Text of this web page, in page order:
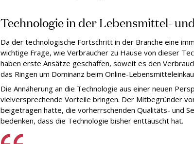
Technologie in der Lebensmittel-
Da der technologische Fortschritt in der Branche eine
wichtige Frage, wie Verbraucher zu Hause von dieser
haben erste Ansätze geschaffen, soweit es den
das Ringen um Dominanz beim Online-
Die Annäherung an die Technologie aus einer neuen
vielversprechende Vorteile bringen. Der Mitbegründer
beigetragen hatte, die vorherrschenden Qualitäts- und
bedenken, dass die Technologie bisher enttäuscht hat.